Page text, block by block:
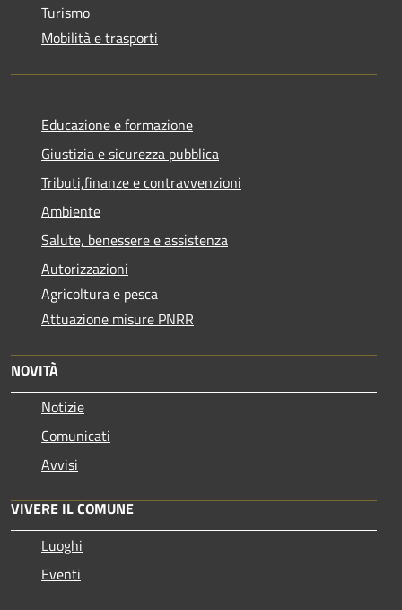
Turismo
Mobilità e trasporti
Educazione e formazione
Giustizia e sicurezza pubblica
Tributi,finanze e contravvenzioni
Ambiente
Salute, benessere e assistenza
Autorizzazioni
Agricoltura e pesca
Attuazione misure PNRR
NOVITÀ
Notizie
Comunicati
Avvisi
VIVERE IL COMUNE
Luoghi
Eventi